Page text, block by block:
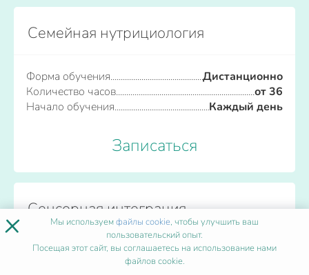
Семейная нутрициология
Форма обучения
Дистанционно
Количество часов
от 36
Начало обучения
Каждый день
Записаться
Сенсорная интеграция
Форма обучения
Дистанционно
× Мы используемфайлы cookie, чтобы улучшить ваш
пользовательский опыт.
Посещая этот сайт, вы соглашаетесь на использование нами
файлов cookie.